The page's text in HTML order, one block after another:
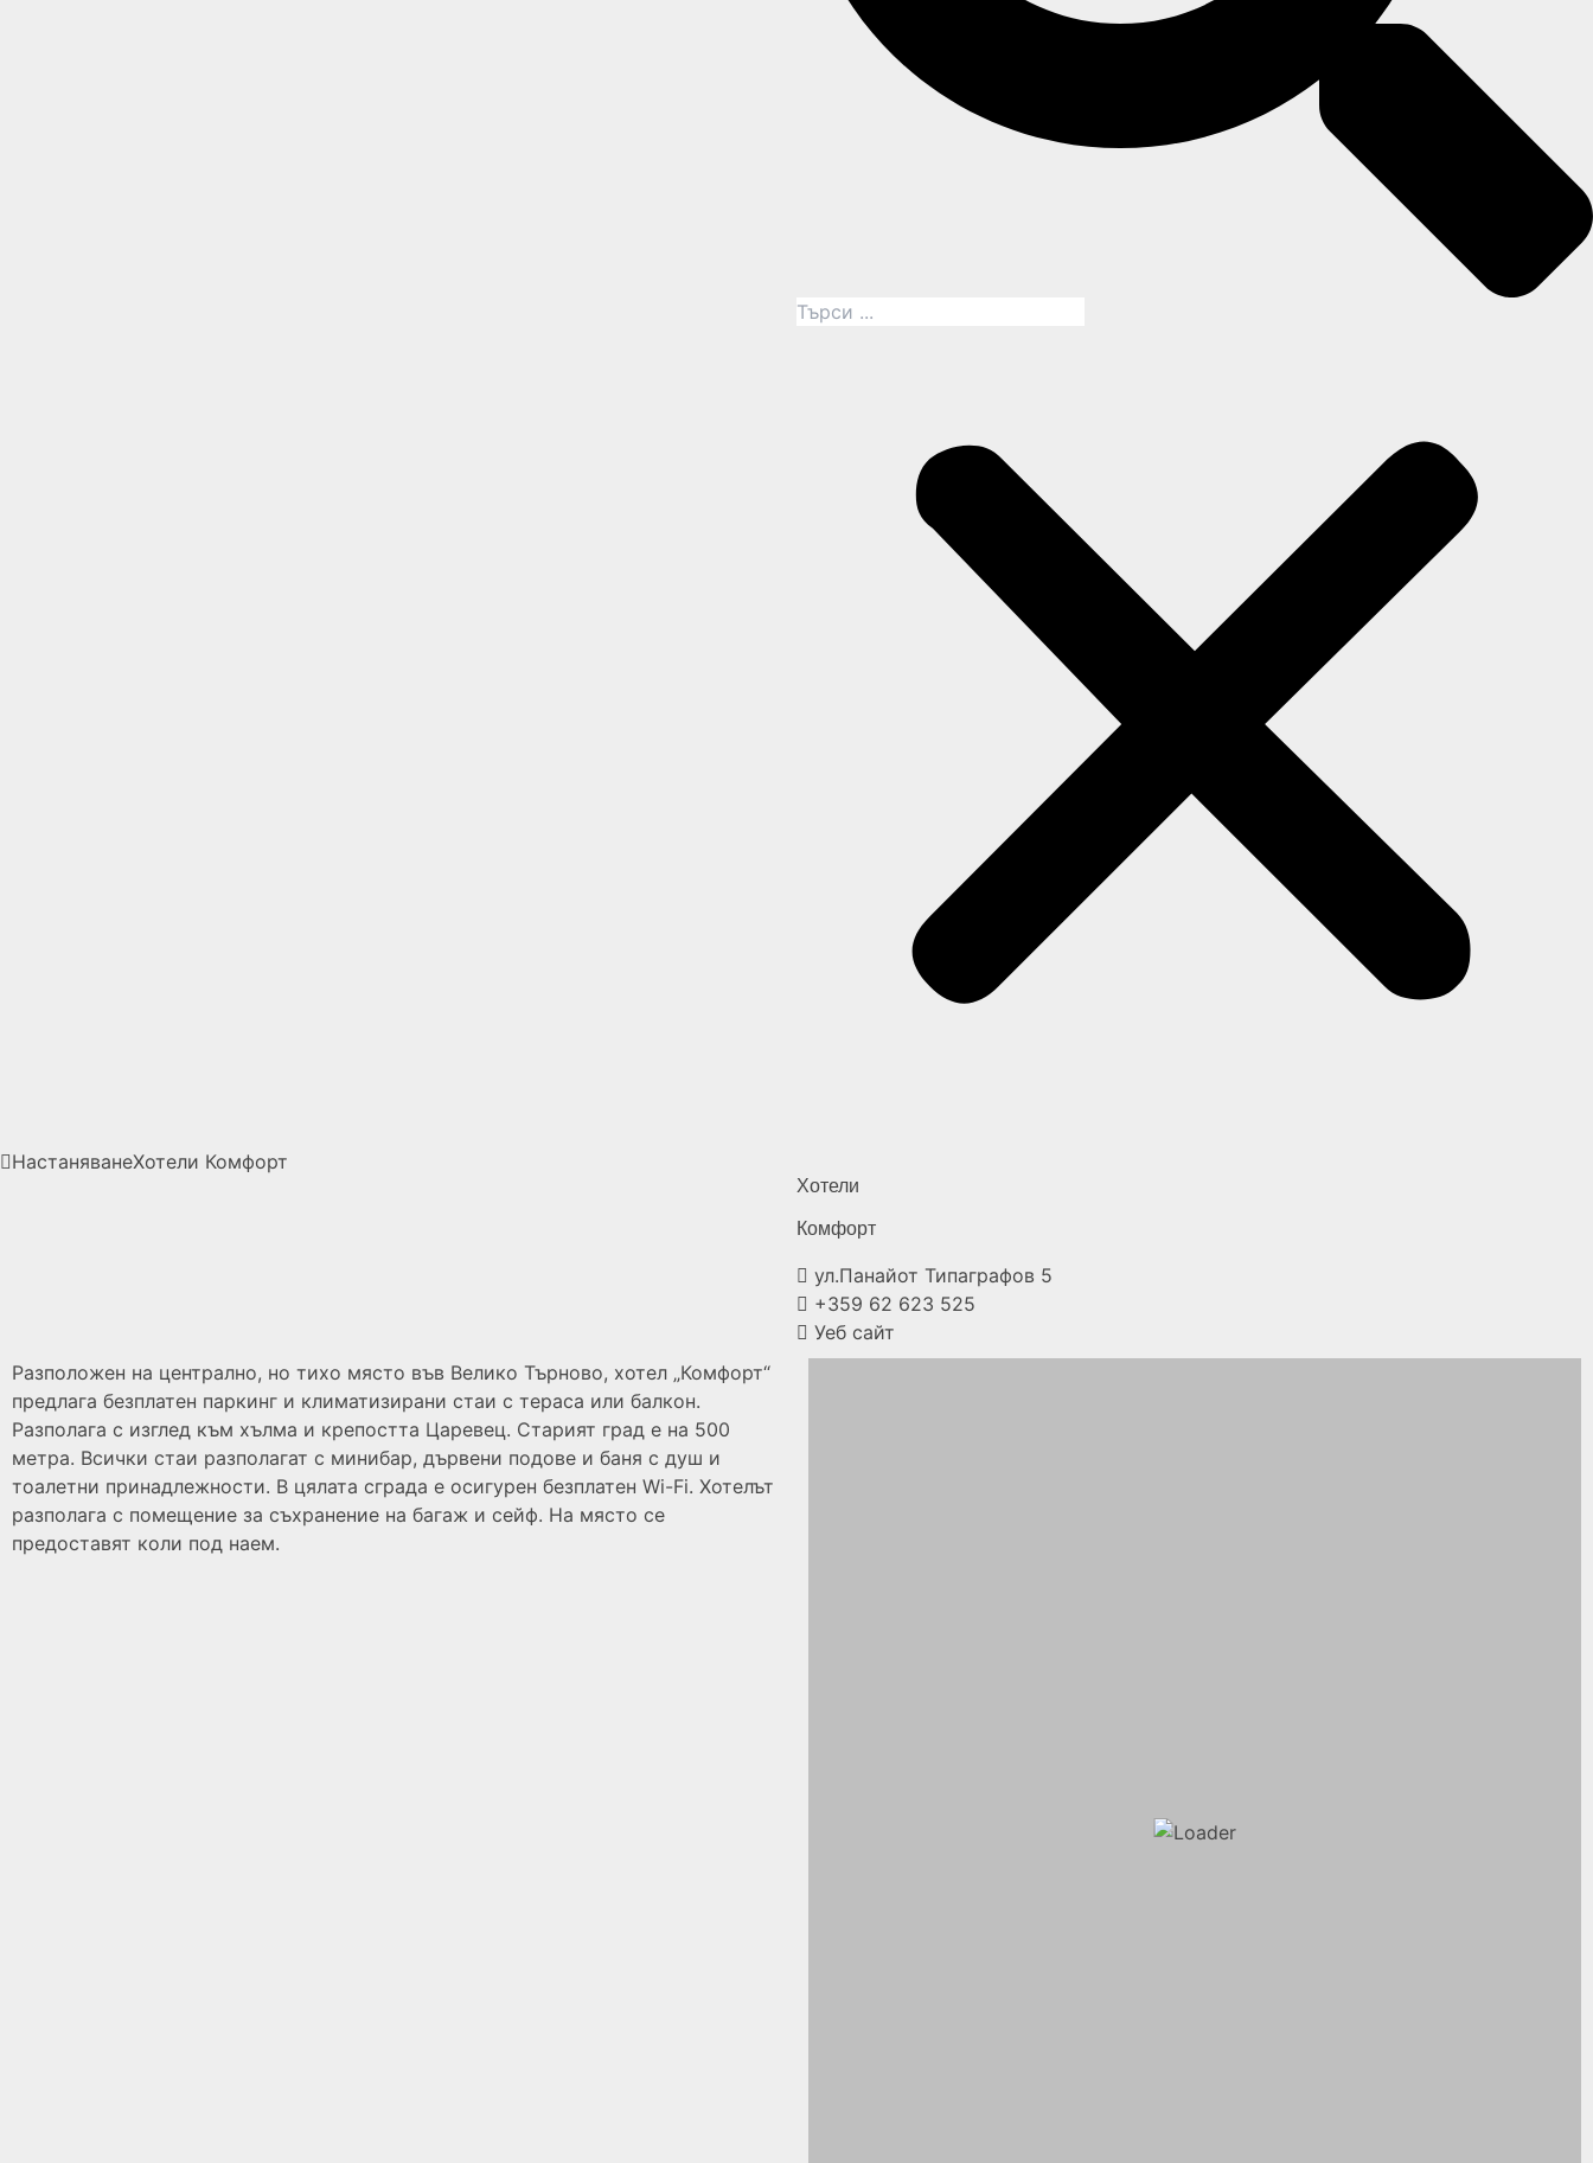
НастаняванеХотели Комфорт
Хотели
Комфорт
ул.Панайот Типаграфов 5
+359 62 623 525
Уеб сайт
Разположен на централно, но тихо място във Велико Търново, хотел „Комфорт“
предлага безплатен паркинг и климатизирани стаи с тераса или балкон.
Разполага с изглед към хълма и крепостта Царевец. Старият град е на 500
метра. Всички стаи разполагат с минибар, дървени подове и баня с душ и
тоалетни принадлежности. В цялата сграда е осигурен безплатен Wi-Fi. Хотелът
разполага с помещение за съхранение на багаж и сейф. На място се
предоставят коли под наем.